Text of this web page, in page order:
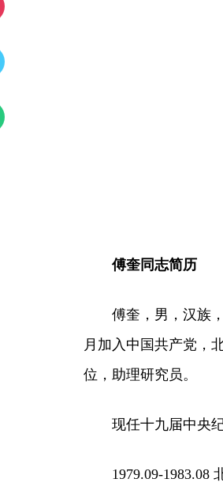
傅奎同志简历
傅奎，男，汉族，
月加入中国共产党，
位，助理研究员。
现任十九届中央纪
1979.09-1983.08 北